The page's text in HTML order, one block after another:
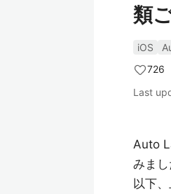
類
iOS
726
Last
Auto
みまし
以下、